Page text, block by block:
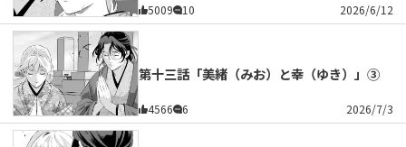
5009 10 2026/6/12
第十三話「美緒（みお）と幸（ゆき）」③
4566 6 2026/7/3